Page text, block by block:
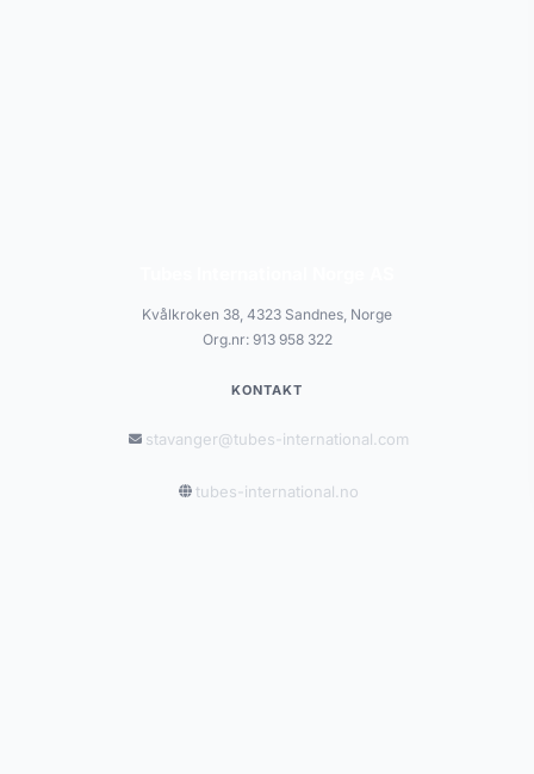
Kvålkroken 38, 4323 Sandnes, Norge
Org.nr: 913 958 322
KONTAKT
stavanger@tubes-international.com
tubes-international.no